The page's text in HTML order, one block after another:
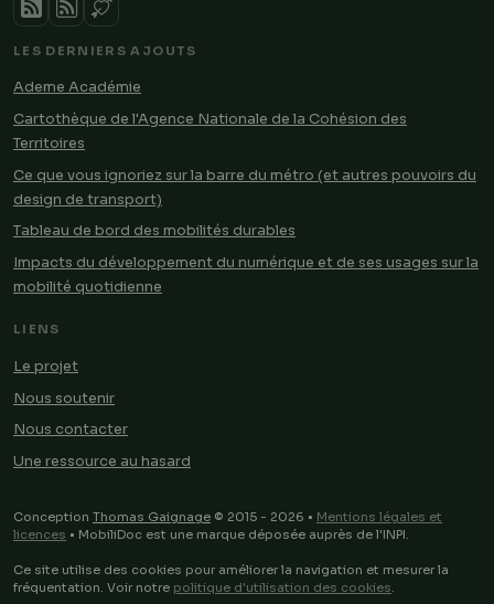
LES DERNIERS AJOUTS
Ademe Académie
Cartothèque de l'Agence Nationale de la Cohésion des
Territoires
Ce que vous ignoriez sur la barre du métro (et autres pouvoirs du
design de transport)
Tableau de bord des mobilités durables
Impacts du développement du numérique et de ses usages sur la
mobilité quotidienne
LIENS
Le projet
Nous soutenir
Nous contacter
Une ressource au hasard
Conception Thomas Gaignage © 2015 - 2026 • Mentions légales et
licences • MobiliDoc est une marque déposée auprès de l'INPI.
Ce site utilise des cookies pour améliorer la navigation et mesurer la
fréquentation. Voir notre politique d'utilisation des cookies.